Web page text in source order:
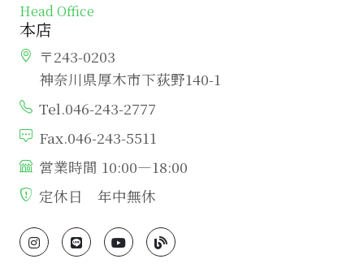
Head Office
本店
〒243-0203
神奈川県厚木市下荻野140-1
Tel.046-243-2777
Fax.046-243-5511
営業時間 10:00―18:00
定休日 年中無休